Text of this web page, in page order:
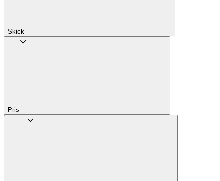
Skick
Pris